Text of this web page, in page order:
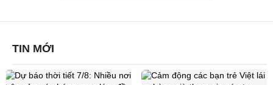
TIN MỚI